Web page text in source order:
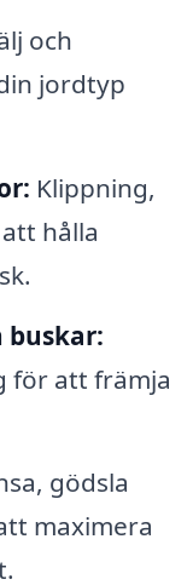
och
jordtyp
Klippning,
hålla
buskar:
för att främja
gödsla
maximera